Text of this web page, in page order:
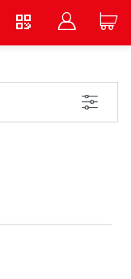
B C
L